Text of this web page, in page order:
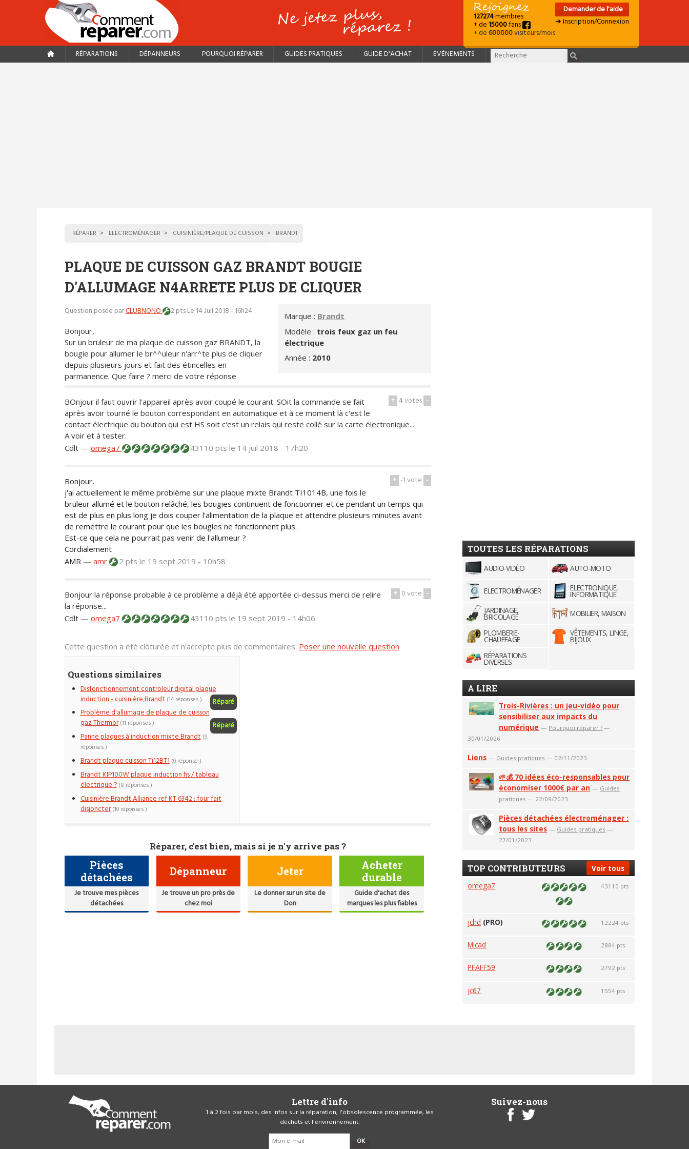
127274membres
+ de15000fans
+ de600000visiteurs/mois
Demander de l'aide
➜ Inscription/Connexion
RÉPARATIONS DÉPANNEURS POURQUOI RÉPARER GUIDES PRATIQUES GUIDE D'ACHAT EVÉNEMENTS
RÉPARER ELECTROMÉNAGER CUISINIÈRE/PLAQUE DE CUISSON BRANDT
PLAQUE DE CUISSON GAZ BRANDT BOUGIE
D'ALLUMAGE N4ARRETE PLUS DE CLIQUER
Marque : Brandt
Modèle : trois feux gaz un feu
électrique
Année : 2010
Question posée parCLUBNONO 2 ptsLe 14 Juil 2018 - 16h24
Bonjour,
Sur un bruleur de ma plaque de cuisson gaz BRANDT, la
bougie pour allumer le br^^uleur n'arr^te plus de cliquer
depuis plusieurs jours et fait des étincelles en
parmanence. Que faire ? merci de votre réponse
+ 4votes -
BOnjour il faut ouvrir l'appareil après avoir coupé le courant. SOit la commande se fait
après avoir tourné le bouton correspondant en automatique et à ce moment là c'est le
contact électrique du bouton qui est HS soit c'est un relais qui reste collé sur la carte électronique...
A voir et à tester.
Cdlt — omega7 43110 pts le 14 juil 2018 - 17h20
+ -1vote -
Bonjour,
j'ai actuellement le même problème sur une plaque mixte Brandt TI1014B, une fois le
bruleur allumé et le bouton relâché, les bougies continuent de fonctionner et ce pendant un temps qui
est de plus en plus long je dois couper l'alimentation de la plaque et attendre plusieurs minutes avant
de remettre le courant pour que les bougies ne fonctionnent plus.
Est-ce que cela ne pourrait pas venir de l'allumeur ?
Cordialement
AMR — amr 2 pts le 19 sept 2019 - 10h58
+ 0vote -
Bonjour la réponse probable à ce problème a déjà été apportée ci-dessus merci de relire
la réponse...
Cdlt — omega7 43110 pts le 19 sept 2019 - 14h06
Cette question a été clôturée et n'accepte plus de commentaires. Poser une nouvelle question
Questions similaires
Disfonctionnement controleur digital plaque
induction - cuisinière Brandt
Réparé
(14 réponses )
Problème d'allumage de plaque de cuisson
gaz Thermor
Réparé
(11 réponses )
Panne plaques à induction mixte Brandt (9
réponses )
Brandt plaque cuisson Ti12BT1 (0 réponse )
Brandt KIP100W plaque induction hs / tableau
électrique ? (8 réponses )
Cuisinière Brandt Alliance ref KT 6342 : four fait
disjoncter (10 réponses )
Réparer, c'est bien, mais si je n'y arrive pas ?
Pièces
détachées
Je trouve mes pièces
détachées
Dépanneur
Je trouve un pro près de
chez moi
Jeter
Le donner sur un site de
Don
Acheter
durable
Guide d'achat des
marques les plus fiables
TOUTES LES RÉPARATIONS
AUDIO-VIDÉO AUTO-MOTO
ELECTROMÉNAGER ELECTRONIQUE,
INFORMATIQUE
JARDINAGE,
BRICOLAGE
MOBILIER, MAISON
PLOMBERIE-
CHAUFFAGE
VÊTEMENTS, LINGE,
BIJOUX
RÉPARATIONS
DIVERSES
A LIRE
Trois-Rivières : un jeu-vidéo pour
sensibiliser aux impacts du
numérique — Pourquoi réparer ? —
30/01/2026
Liens — Guides pratiques — 02/11/2023
🌱💰 70 idées éco-responsables pour
économiser 1000€ par an — Guides
pratiques — 22/09/2023
Pièces détachées électroménager :
tous les sites — Guides pratiques —
27/01/2023
Voir tous
TOP CONTRIBUTEURS
omega7 43110 pts
jchd (PRO) 12224 pts
Micad 2884 pts
PFAFF59 2792 pts
jc67 1554 pts
Lettre d'info
1 à 2 fois par mois, des infos sur la réparation, l'obsolescence programmée, les
déchets et l'environnement.
OK
Suivez-nous